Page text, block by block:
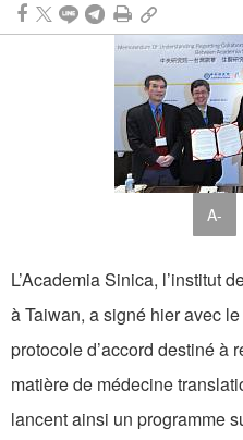
A-
L’Academia Sinica, l’institut
à Taiwan, a signé hier avec
protocole d’accord destiné à
matière de médecine
lancent ainsi un programme